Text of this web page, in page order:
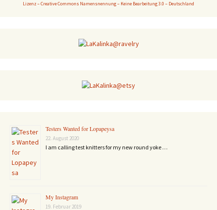
Lizenz – Creative Commons Namensnennung – Keine Bearbeitung 3.0 – Deutschland
Testers Wanted for Lopapeysa
22. August 2020
I am calling test knitters for my new round yoke …
My Instagram
19. Februar 2019